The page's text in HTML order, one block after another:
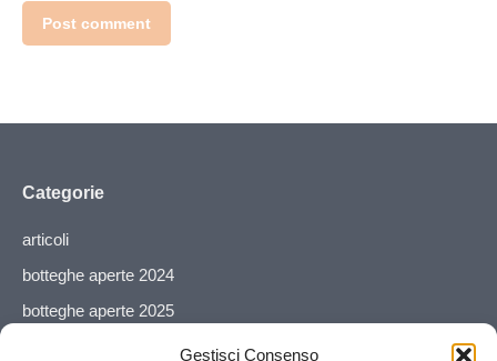
Gestisci Consenso
Post comment
Categorie
articoli
botteghe aperte 2024
botteghe aperte 2025